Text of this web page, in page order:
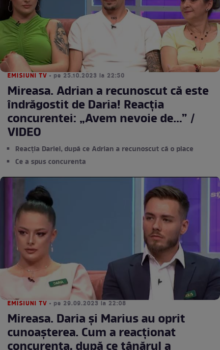
EMISIUNI TV • pe 25.10.2023 la 22:50
Mireasa. Adrian a recunoscut că este
îndrăgostit de Daria! Reacția
concurentei: „Avem nevoie de...” /
VIDEO
Reacția Dariei, după ce Adrian a recunoscut că o place
Ce a spus concurenta
EMISIUNI TV • pe 29.09.2023 la 22:08
Mireasa. Daria și Marius au oprit
cunoașterea. Cum a reacționat